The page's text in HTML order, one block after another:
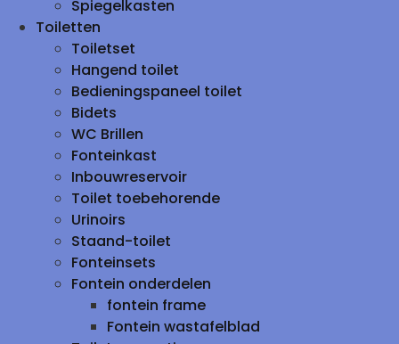
Spiegelkasten
Toiletten
Toiletset
Hangend toilet
Bedieningspaneel toilet
Bidets
WC Brillen
Fonteinkast
Inbouwreservoir
Toilet toebehorende
Urinoirs
Staand-toilet
Fonteinsets
Fontein onderdelen
fontein frame
Fontein wastafelblad